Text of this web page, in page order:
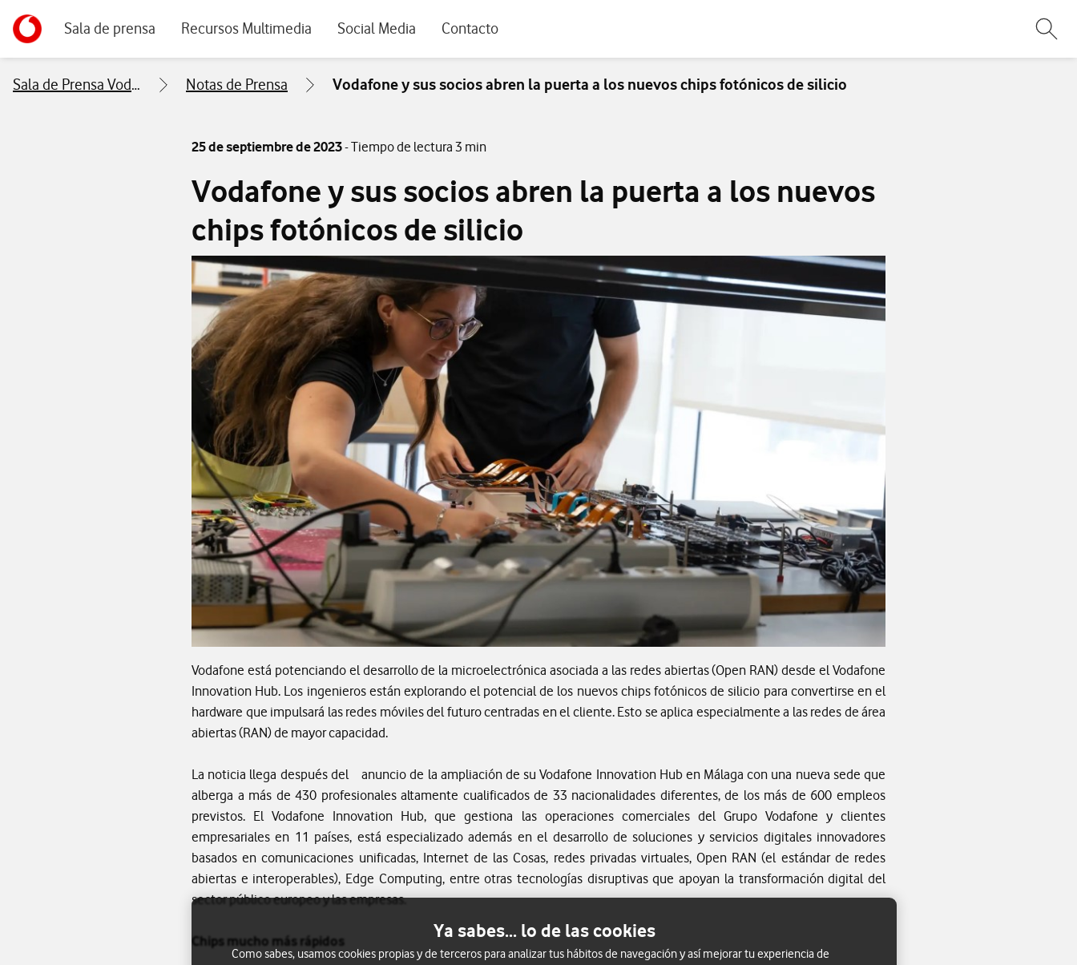
Ir a la pagina principal de vodafone.es
Sala de prensa Recursos Multimedia Social Media Contacto
Sala de Prensa Vodafone Notas de Prensa Vodafone y sus socios abren la puerta a los nuevos chips fotónicos de silicio
25 de septiembre de 2023- Tiempo de lectura 3 min
Vodafone y sus socios abren la puerta a los nuevos
chips fotónicos de silicio
Vodafone está potenciando el desarrollo de la microelectrónica asociada a las redes abiertas (Open RAN) desde el Vodafone
Innovation Hub. Los ingenieros están explorando el potencial de los nuevos chips fotónicos de silicio para convertirse en el
hardware que impulsará las redes móviles del futuro centradas en el cliente. Esto se aplica especialmente a las redes de área
abiertas (RAN) de mayor capacidad.
La noticia llega después del anuncio de la ampliación de su Vodafone Innovation Hub en Málaga con una nueva sede que
alberga a más de 430 profesionales altamente cualificados de 33 nacionalidades diferentes, de los más de 600 empleos
previstos. El Vodafone Innovation Hub, que gestiona las operaciones comerciales del Grupo Vodafone y clientes
empresariales en 11 países, está especializado además en el desarrollo de soluciones y servicios digitales innovadores
basados en comunicaciones unificadas, Internet de las Cosas, redes privadas virtuales, Open RAN (el estándar de redes
abiertas e interoperables), Edge Computing, entre otras tecnologías disruptivas que apoyan la transformación digital del
sector público europeo y las empresas.
Chips mucho más rápidos Ya sabes... lo de las cookies
Como sabes, usamos cookies propias y de terceros para analizar tus hábitos de navegación y así mejorar tu experiencia de